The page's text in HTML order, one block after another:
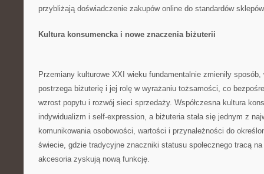
przybliżają doświadczenie zakupów online do standardów
Kultura konsumencka i nowe znaczenia biżuterii
Przemiany kulturowe XXI wieku fundamentalnie zmieniły sposób,
postrzega biżuterię i jej rolę w wyrażaniu tożsamości, co
wzrost popytu i rozwój sieci sprzedaży. Współczesna kultura
indywidualizm i self-expression, a biżuteria stała się jednym z
komunikowania osobowości, wartości i przynależności do
świecie, gdzie tradycyjne znaczniki statusu społecznego tracą
akcesoria zyskują nową funkcję.